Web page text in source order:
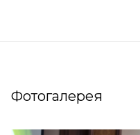
Фотогалерея